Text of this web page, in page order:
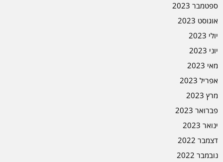
ספטמבר 2023
אוגוסט 2023
יולי 2023
יוני 2023
מאי 2023
אפריל 2023
מרץ 2023
פברואר 2023
ינואר 2023
דצמבר 2022
נובמבר 2022